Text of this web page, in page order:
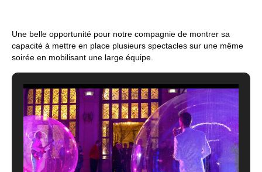
Une belle opportunité pour notre compagnie de montrer sa
capacité à mettre en place plusieurs spectacles sur une même
soirée en mobilisant une large équipe.